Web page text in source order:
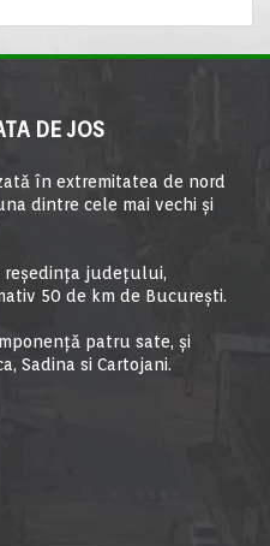
DE JOS
în extremitatea de nord
dintre cele mai vechi şi
reşedinţa judeţului,
50 de km de Bucureşti.
patru sate, și
Sadina si Cartojani.